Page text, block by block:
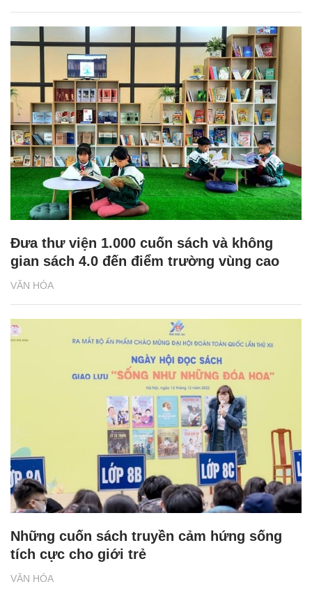
VĂN HÓA
Đưa thư viện 1.000 cuốn sách và không
gian sách 4.0 đến điểm trường vùng cao
VĂN HÓA
Những cuốn sách truyền cảm hứng sống
tích cực cho giới trẻ